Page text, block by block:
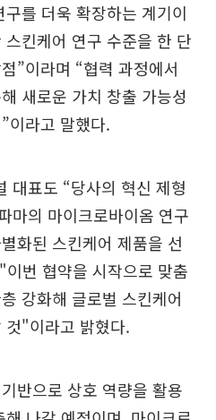
를 더욱 확장하는 계기이
킨케어 연구 수준을 한 단
”이라며 “협력 과정에서
새로운 가치 창출 가능성
이라고 말했다.
대표도 “당사의 혁신 제형
마의 마이크로바이옴 연구
화된 스킨케어 제품을 선
번 협약을 시작으로 맞춤
강화해 글로벌 스킨케어
것"이라고 밝혔다.
반으로 상호 역량을 활용